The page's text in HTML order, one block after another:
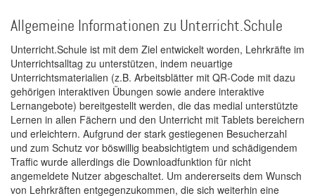
Allgemeine Informationen zu Unterricht.Schule
Unterricht.Schule ist mit dem Ziel entwickelt worden, Lehrkräfte im
Unterrichtsalltag zu unterstützen, indem neuartige
Unterrichtsmaterialien (z.B. Arbeitsblätter mit QR-Code mit dazu
gehörigen interaktiven Übungen sowie andere interaktive
Lernangebote) bereitgestellt werden, die das medial unterstützte
Lernen in allen Fächern und den Unterricht mit Tablets bereichern
und erleichtern. Aufgrund der stark gestiegenen Besucherzahl
und zum Schutz vor böswillig beabsichtigtem und schädigendem
Traffic wurde allerdings die Downloadfunktion für nicht
angemeldete Nutzer abgeschaltet. Um andererseits dem Wunsch
von Lehrkräften entgegenzukommen, die sich weiterhin eine